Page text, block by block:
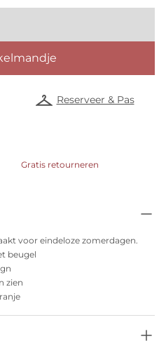
Reserveer & Pas
Gratis retourneren
voor eindeloze zomerdagen.
beugel
zien